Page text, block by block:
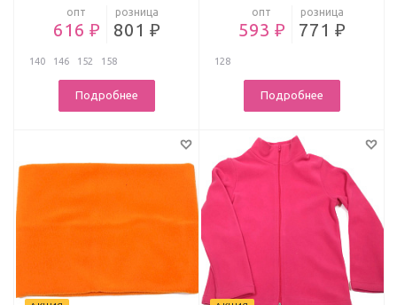
опт
616 ₽
розница
801 ₽
140 146 152 158
Подробнее
опт
593 ₽
розница
771 ₽
128
Подробнее